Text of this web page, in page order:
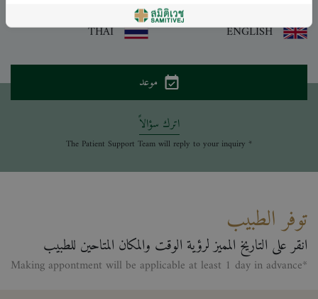
ENGLISH
THAI
موعد
اترك سؤالاً
* The Patient Support Team will reply to your inquiry
توفر الطبيب
انقر على التاريخ المميز لرؤية الوقت والمكان المتاحين للطبيب
*Making appontment will be applicable at least 1 day in advance